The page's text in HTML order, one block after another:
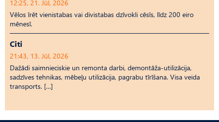
12:25, 21. Jūl, 2026
Vēlos īrēt vienistabas vai divistabas dzīvokli cēsīs, līdz 200 eiro
mēnesī.
Citi
21:43, 13. Jūl, 2026
Dažādi saimnieciskie un remonta darbi, demontāža-utilizācija,
sadzīves tehnikas, mēbeļu utilizācija, pagrabu tīrīšana. Visa veida
transports. […]